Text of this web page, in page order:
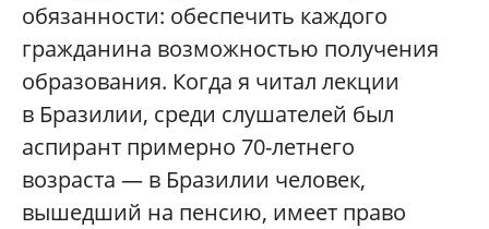
обязанности: обеспечить каждого
гражданина возможностью получения
образования. Когда я читал лекции
в Бразилии, среди слушателей был
аспирант примерно 70-летнего
возраста — в Бразилии человек,
вышедший на пенсию, имеет право